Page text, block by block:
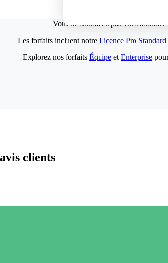
Vous ne souhaitez pas vous abonner
Les forfaits incluent notre Licence Pro Standard
Explorez nos forfaits Équipe et Enterprise
clients